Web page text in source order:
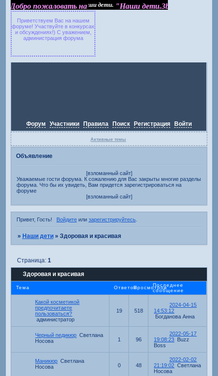
Добро пожаловать на
Добро пожаловать на "Наши дети.3bb.ru""Наши дети.3bb.ru"
Приветствуем Вас на нашем
форуме! Участвуйте в конкурсах
и обсуждениях!) С уважением,
администрация форума
Форум Участники Правила Поиск Регистрация Войти
Активные темы
Объявление
[взломанный сайт]
Уважаемые гости форума. К сожалению для Вас закрыты многие разделы
форума. Что бы их увидеть, Вам придется зарегистрироваться на
форуме
[взломанный сайт]
Привет, Гость! Войдитеили зарегистрируйтесь.
» Наши дети » Здоровая и красивая
Здоровая и красивая
Страница: 1
Тема ОтветовПросмотровПоследнее
сообщение
Какой косметикой
предпочитаете
пользоваться?
администратор
19 518
2024-04-15
14:53:12
Богданова Анна
Черный педикюр Светлана
Носова
1 96
2022-05-17
19:08:23 Buzz
Boss
Маникюр Светлана
Носова
0 48
2022-02-02
21:19:02 Светлана
Носова